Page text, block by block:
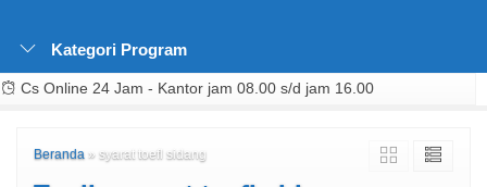
Kategori Program
Cs Online 24 Jam - Kantor jam 08.00 s/d jam 16.00
Beranda » syarat toefl sidang